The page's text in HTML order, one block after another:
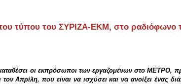
τύπου του ΣΥΡΙΖΑ-ΕΚΜ, στο ραδιόφωνο
οι εκπρόσωποι των εργαζομένων στο ΜΕΤΡΟ,
Απρίλη, που είναι να ισχύσει και να ανοίξει ένας